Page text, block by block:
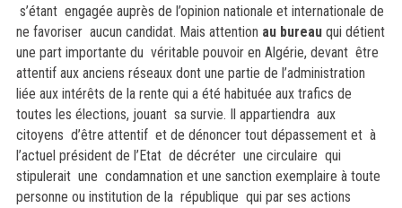
s’étant engagée auprès de l’opinion nationale et internationale de
ne favoriser aucun candidat. Mais attention au bureauqui détient
une part importante du véritable pouvoir en Algérie, devant être
attentif aux anciens réseaux dont une partie de l’administration
liée aux intérêts de la rente qui a été habituée aux trafics de
toutes les élections, jouant sa survie. Il appartiendra aux
citoyens d’être attentif et de dénoncer tout dépassement et à
l’actuel président de l’Etat de décréter une circulaire qui
stipulerait une condamnation et une sanction exemplaire à toute
personne ou institution de la république qui par ses actions